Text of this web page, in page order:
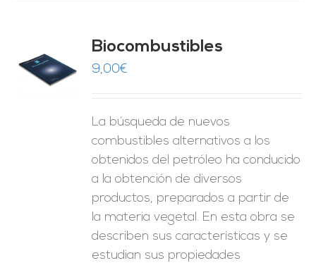
Biocombustibles
9,00€
La búsqueda de nuevos
combustibles alternativos a los
obtenidos del petróleo ha conducido
a la obtención de diversos
productos, preparados a partir de
la materia vegetal. En esta obra se
describen sus características y se
estudian sus propiedades